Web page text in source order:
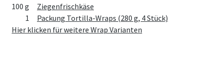
100 g
Ziegenfrischkäse
1
Packung Tortilla-Wraps (280 g, 4 Stück)
Hier klicken für weitere Wrap Varianten